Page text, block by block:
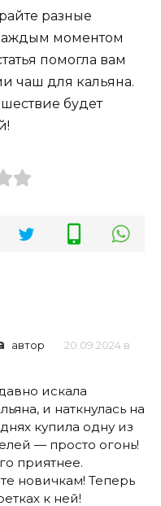
разные
моментом
помогла вам
чаш для кальяна.
будет
автор
20.09.2024 в
искала
и наткнулась на
купила одну из
— просто огонь!
приятнее.
новичкам! Теперь
к ней!